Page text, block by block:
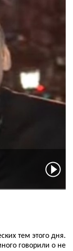
тем этого дня.
говорили о не